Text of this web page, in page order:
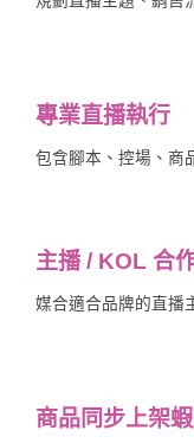
專業直播執行
包含腳本、控場、商
主播 / KOL 合
媒合適合品牌的直播
商品同步上架